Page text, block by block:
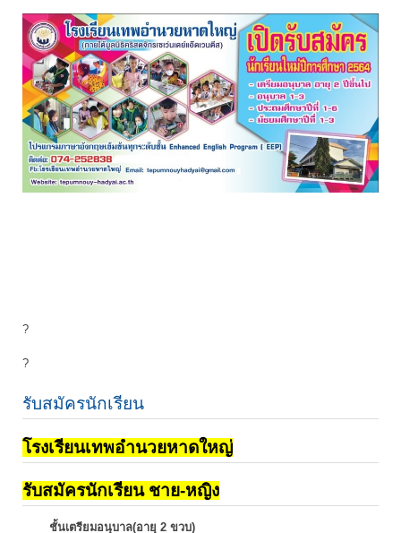
?
?
รับสมัครนักเรียน
โรงเรียนเทพอำนวยหาดใหญ่
รับสมัครนักเรียน ชาย-หญิง
ชั้นเตรียมอนุบาล(อายุ 2 ขวบ)